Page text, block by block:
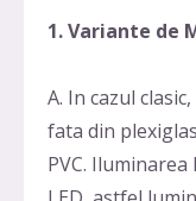
1. Variante de
A. In cazul
fata din
PVC.